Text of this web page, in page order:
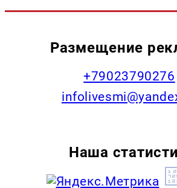
Размещение
+79023790276
Наша